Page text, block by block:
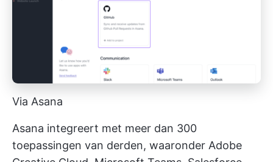
Via Asana
Asana integreert met meer dan 300
toepassingen van derden, waaronder Adobe